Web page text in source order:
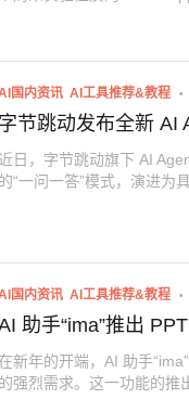
国内资讯 AI工具推荐&教程
字节跳动发布全新 AI
日，字节跳动旗下 AI
的“一问一答”模式，演进为
国内资讯 AI工具推荐&教程
助手“ima”推出
新年的开端，AI 助手
的强烈需求。这一功能的推